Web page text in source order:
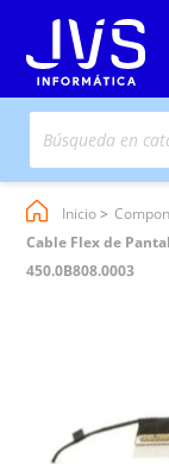
Inicio
Cable Flex de
450.0B808.0003